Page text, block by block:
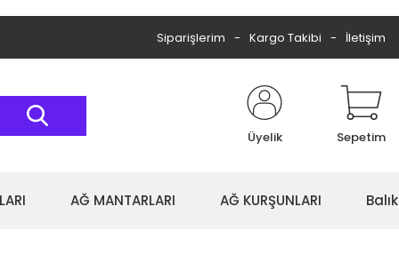
Siparişlerim Kargo Takibi İletişim
Üyelik Sepetim
AĞ MANTARLARI AĞ KURŞUNLARI